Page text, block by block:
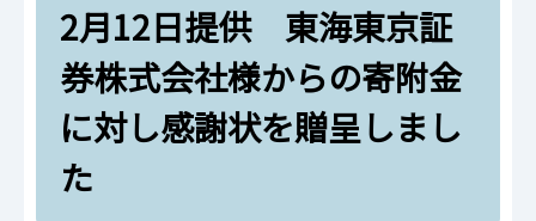
令和7年
令和7年2月
2月12日提供 東海東京証券株式会社様からの
寄附金に対し感謝状を贈呈しました
2月12日提供 東海東京証
券株式会社様からの寄附金
に対し感謝状を贈呈しまし
た